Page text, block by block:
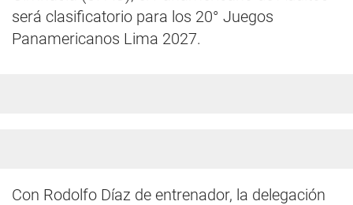
será clasificatorio para los 20° Juegos
Panamericanos Lima 2027.
Con Rodolfo Díaz de entrenador, la delegación